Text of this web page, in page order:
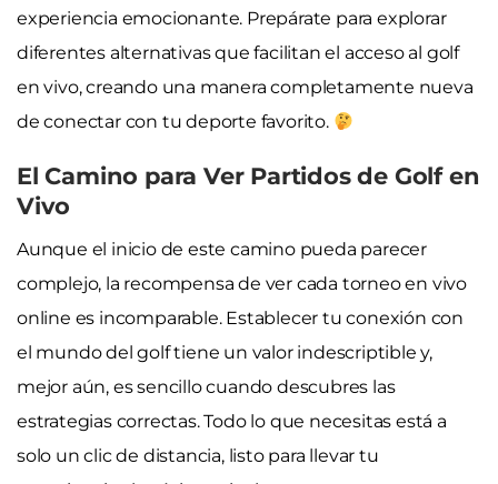
experiencia emocionante. Prepárate para explorar
diferentes alternativas que facilitan el acceso al golf
en vivo, creando una manera completamente nueva
de conectar con tu deporte favorito.
El Camino para Ver Partidos de Golf en
Vivo
Aunque el inicio de este camino pueda parecer
complejo, la recompensa de ver cada torneo en vivo
online es incomparable. Establecer tu conexión con
el mundo del golf tiene un valor indescriptible y,
mejor aún, es sencillo cuando descubres las
estrategias correctas. Todo lo que necesitas está a
solo un clic de distancia, listo para llevar tu